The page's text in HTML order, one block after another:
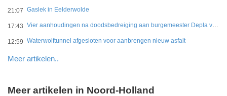
21:07 Gaslek in Eelderwolde
17:43 Vier aanhoudingen na doodsbedreiging aan burgemeester Depla van Breda
12:59 Waterwolftunnel afgesloten voor aanbrengen nieuw asfalt
Meer artikelen..
Meer artikelen in Noord-Holland